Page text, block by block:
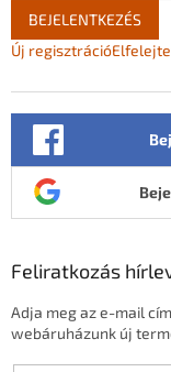
BEJELENTKEZÉS
Új regisztráció
Feliratkozás
Adja meg az e-mail
webáruházunk új